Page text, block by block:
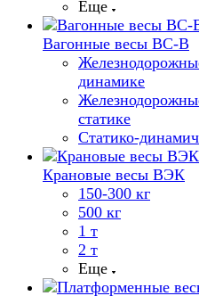
Еще
Вагонные весы ВС-В
динамике
статике
Статико-
Крановые весы ВЭК
150-300 кг
500 кг
1 т
2 т
Еще